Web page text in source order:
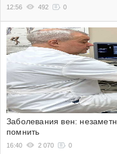
12:56 492 0
Заболевания вен:
помнить
16:40 2 070 0